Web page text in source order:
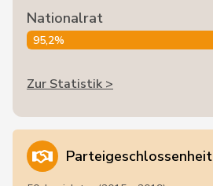
Nationalrat
95,2%
Zur Statistik >
Parteigeschlossenheit